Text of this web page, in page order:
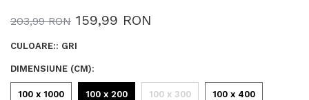
203,99 RON 159,99 RON
CULOARE:: GRI
DIMENSIUNE (CM):
100 x 1000 100 x 200 100 x 300 100 x 400